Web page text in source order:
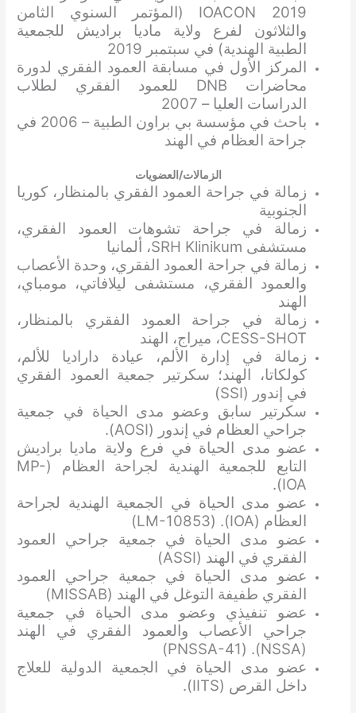
IOACON 2019 (المؤتمر السنوي الثامن
والثلاثون لفرع ولاية ماديا براديش للجمعية
الطبية الهندية) في سبتمبر 2019
المركز الأول في مسابقة العمود الفقري لدورة
محاضرات DNB للعمود الفقري لطلاب
الدراسات العليا – 2007
باحث في مؤسسة بي براون الطبية – 2006 في
جراحة العظام في الهند
الزمالات/العضويات
زمالة في جراحة العمود الفقري بالمنظار، كوريا
الجنوبية
زمالة في جراحة تشوهات العمود الفقري،
مستشفى SRH Klinikum، ألمانيا
زمالة في جراحة العمود الفقري، وحدة الأعصاب
والعمود الفقري، مستشفى ليلافاتي، مومباي،
الهند
زمالة في جراحة العمود الفقري بالمنظار،
CESS-SHOT، ميراج، الهند
زمالة في إدارة الألم، عيادة داراديا للألم،
كولكاتا، الهند؛ سكرتير جمعية العمود الفقري
في إندور (SSI)
سكرتير سابق وعضو مدى الحياة في جمعية
جراحي العظام في إندور (AOSI).
عضو مدى الحياة في فرع ولاية ماديا براديش
التابع للجمعية الهندية لجراحة العظام (MP-
IOA).
عضو مدى الحياة في الجمعية الهندية لجراحة
العظام (IOA). (LM-10853)
عضو مدى الحياة في جمعية جراحي العمود
الفقري في الهند (ASSI)
عضو مدى الحياة في جمعية جراحي العمود
الفقري طفيفة التوغل في الهند (MISSAB)
عضو تنفيذي وعضو مدى الحياة في جمعية
جراحي الأعصاب والعمود الفقري في الهند
(NSSA). (PNSSA-41)
عضو مدى الحياة في الجمعية الدولية للعلاج
داخل القرص (IITS).